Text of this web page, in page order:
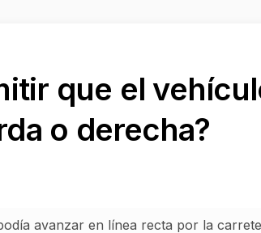
que el
o derecha?
avanzar en línea recta por la